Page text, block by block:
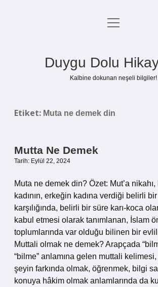
Anasayfa
menüyü
Duygu Dolu
Kalbine dokunan neşeli bilgiler!
Etiket: Muta ne demek din
Mutta Ne Demek
Tarih: Eylül 22, 2024
Muta ne demek din? Özet: Mut’a
kadının, erkeğin kadına verdiği belirli
karşılığında, belirli bir süre karı-koca
kabul etmesi olarak tanımlanan, İslam
toplumlarında var olduğu bilinen bir
Muttali olmak ne demek? Arapçada
“bilme” anlamına gelen muttali
şeyin farkında olmak, öğrenmek, bilgi
konuya hâkim olmak anlamlarında da